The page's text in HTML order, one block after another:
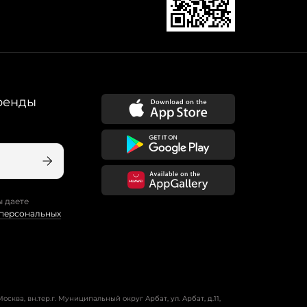
даете
вн.тер.г. Муниципальный округ Арбат, ул. Арбат, д.11,